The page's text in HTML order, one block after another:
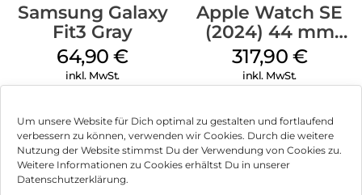
Um unsere Website für Dich optimal zu gestalten und fortlaufend
verbessern zu können, verwenden wir Cookies. Durch die weitere
Nutzung der Website stimmst Du der Verwendung von Cookies zu.
Weitere Informationen zu Cookies erhältst Du in unserer
Datenschutzerklärung.
Samsung Galaxy
Fit3 Gray
64,90€
inkl. MwSt.
Apple Watch SE
(2024) 44 mm
GPS + Cellular
(Sportarmband
Mitternacht M/L)
317,90 €
inkl. MwSt.
Impressum